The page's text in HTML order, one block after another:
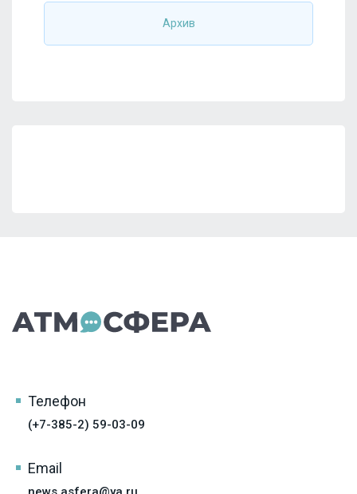
Архив
Телефон
(+7-385-2) 59-03-09
Email